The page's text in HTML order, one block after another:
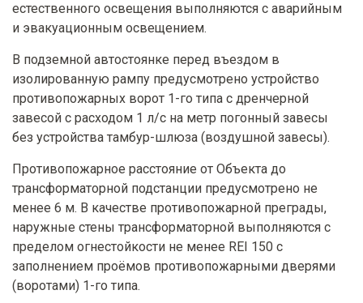
естественного освещения выполняются с аварийным
и эвакуационным освещением.
В подземной автостоянке перед въездом в
изолированную рампу предусмотрено устройство
противопожарных ворот 1-го типа с дренчерной
завесой с расходом 1 л/с на метр погонный завесы
без устройства тамбур-шлюза (воздушной завесы).
Противопожарное расстояние от Объекта до
трансформаторной подстанции предусмотрено не
менее 6 м. В качестве противопожарной преграды,
наружные стены трансформаторной выполняются с
пределом огнестойкости не менее REI 150 с
заполнением проёмов противопожарными дверями
(воротами) 1-го типа.